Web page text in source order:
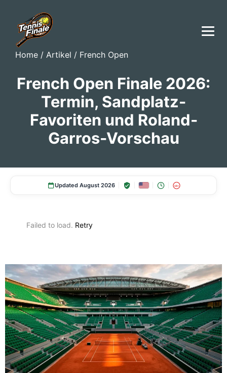
Home / Artikel / French Open
French Open Finale 2026:
Termin, Sandplatz-
Favoriten und Roland-
Garros-Vorschau
Updated August 2026 18+
Failed to load. Retry